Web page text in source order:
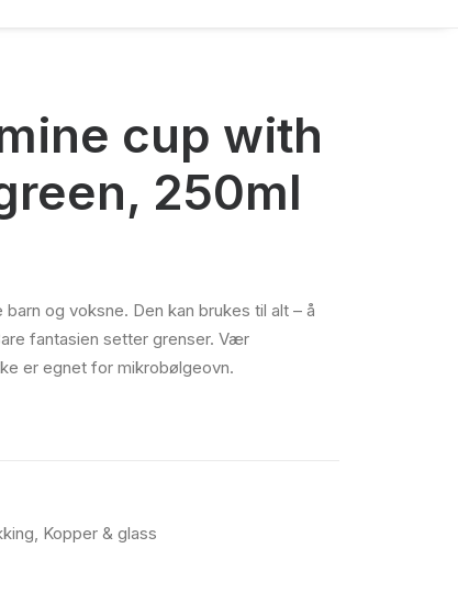
cup with
250ml
og voksne. Den kan brukes til alt – å
fantasien setter grenser. Vær
er egnet for mikrobølgeovn.
, Kopper & glass